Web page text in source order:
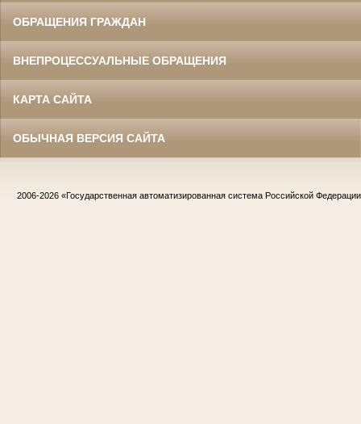
ОБРАЩЕНИЯ ГРАЖДАН
ВНЕПРОЦЕССУАЛЬНЫЕ ОБРАЩЕНИЯ
КАРТА САЙТА
ОБЫЧНАЯ ВЕРСИЯ САЙТА
2006-2026 «Государственная автоматизированная система Российской